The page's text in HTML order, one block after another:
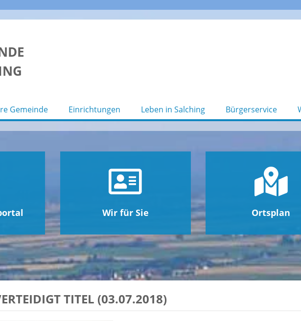
Gemeinde Einrichtungen Leben in Salching Bürgerservice
Wir für Sie Ortsplan
TITEL (03.07.2018)